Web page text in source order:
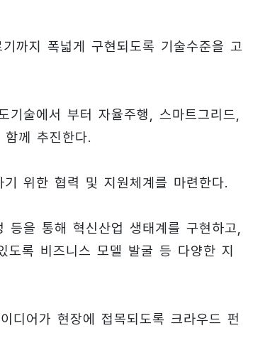
까지 폭넓게 구현되도록 기술수준을 고
술에서 부터 자율주행, 스마트그리드,
께 추진한다.
위한 협력 및 지원체계를 마련한다.
을 통해 혁신산업 생태계를 구현하고,
도록 비즈니스 모델 발굴 등 다양한 지
디어가 현장에 접목되도록 크라우드 펀